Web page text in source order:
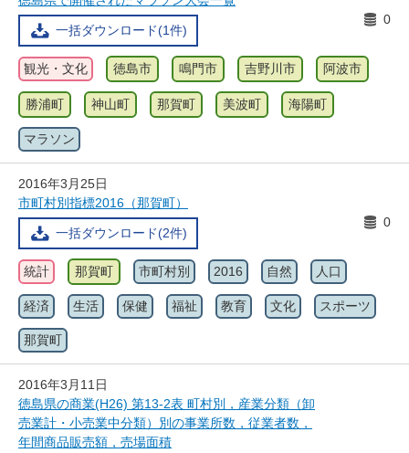
一括ダウンロード(1件)
0
観光・文化 徳島市 鳴門市 吉野川市 阿波市
勝浦町 神山町 那賀町 美波町 海陽町
マラソン
2016年3月25日
市町村別指標2016（那賀町）
一括ダウンロード(2件)
0
統計 那賀町 市町村別 2016 自然 人口
経済 生活 保健 福祉 教育 文化 スポーツ
那賀町
2016年3月11日
徳島県の商業(H26) 第13-2表 町村別，産業分類（卸
売業計・小売業中分類）別の事業所数，従業者数，
年間商品販売額，売場面積